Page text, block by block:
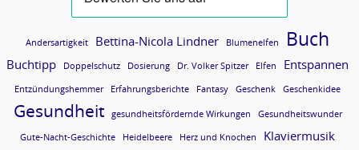
Andersartigkeit Bettina-Nicola Lindner Blumenelfen Buch
Buchtipp Doppelschutz Dosierung Dr. Volker Spitzer Elfen Entspannen
Entzündungshemmer Erfahrungsberichte Fantasy Geschenk Geschenkidee
Gesundheit gesundheitsfördernde Wirkungen Gesundheitswunder
Gute-Nacht-Geschichte Heidelbeere Herz und Knochen Klaviermusik